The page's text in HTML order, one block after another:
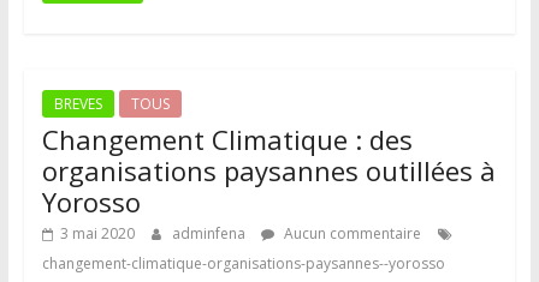
BREVES TOUS
Changement Climatique : des
organisations paysannes outillées à
Yorosso
3 mai 2020 adminfena
Aucun commentaire
changement-climatique-organisations-paysannes--yorosso